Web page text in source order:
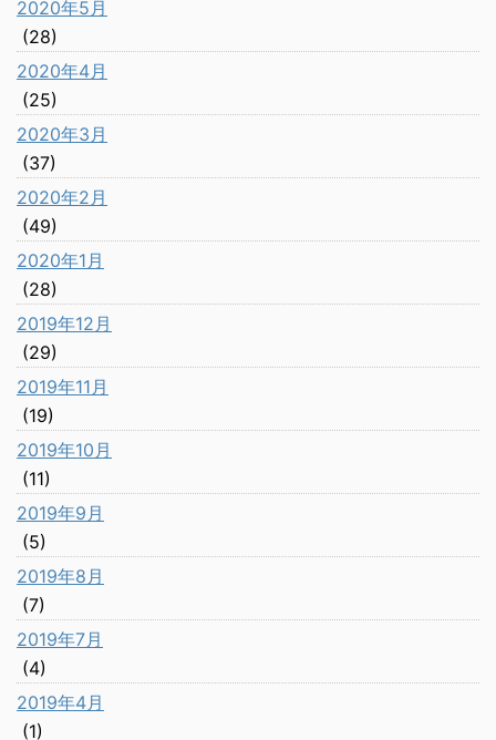
2020年5月
(28)
2020年4月
(25)
2020年3月
(37)
2020年2月
(49)
2020年1月
(28)
2019年12月
(29)
2019年11月
(19)
2019年10月
(11)
2019年9月
(5)
2019年8月
(7)
2019年7月
(4)
2019年4月
(1)